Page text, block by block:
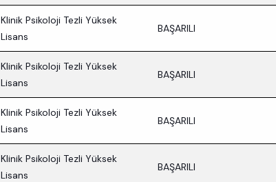
Klinik Psikoloji Tezli Yüksek
Lisans
BAŞARILI
Klinik Psikoloji Tezli Yüksek
Lisans
BAŞARILI
Klinik Psikoloji Tezli Yüksek
Lisans
BAŞARILI
Klinik Psikoloji Tezli Yüksek
Lisans
BAŞARILI